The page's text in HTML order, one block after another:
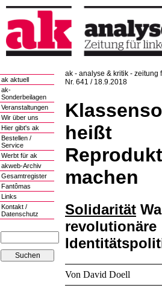
ak aktuell
ak-
Sonderbeilagen
Veranstaltungen
Wir über uns
Hier gibt's ak
Bestellen /
Service
Werbt für ak
akweb-Archiv
Gesamtregister
Fantômas
Links
Kontakt /
Datenschutz
ak - analyse & kritik - zeitung
Nr. 641 / 18.9.2018
heißt
machen
Solidarität
revolutionäre
Von David Doell